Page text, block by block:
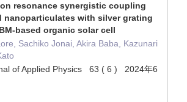
resonance synergistic coupling
nanoparticulates with silver grating
based organic solar cell
Sachiko Jonai, Akira Baba, Kazunari
of Applied Physics 63 ( 6 ) 2024年6